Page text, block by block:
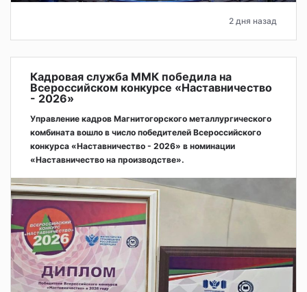
2 дня назад
Кадровая служба ММК победила на
Всероссийском конкурсе «Наставничество
- 2026»
Управление кадров Магнитогорского металлургического
комбината вошло в число победителей Всероссийского
конкурса «Наставничество - 2026» в номинации
«Наставничество на производстве».